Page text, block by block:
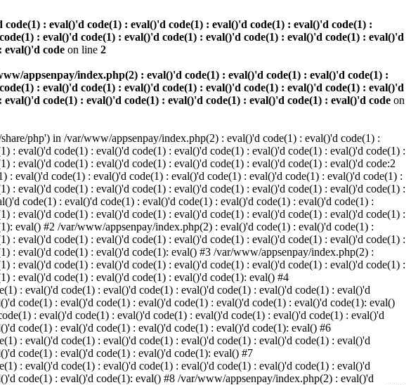
: eval()'d code(1) : eval()'d code(1) : eval()'d code(1) : eval()'d code(1) :
: eval()'d code(1) : eval()'d code(1) : eval()'d code(1) : eval()'d code(1) : eval()'d
eval()'d code on line 2
appsenpay/index.php(2) : eval()'d code(1) : eval()'d code(1) : eval()'d code(1) :
: eval()'d code(1) : eval()'d code(1) : eval()'d code(1) : eval()'d code(1) : eval()'d
code(1) : eval()'d code(1) : eval()'d code(1) : eval()'d code(1) : eval()'d code on
php') in /var/www/appsenpay/index.php(2) : eval()'d code(1) : eval()'d code(1) :
: eval()'d code(1) : eval()'d code(1) : eval()'d code(1) : eval()'d code(1) : eval()'d code(1) :
: eval()'d code(1) : eval()'d code(1) : eval()'d code(1) : eval()'d code(1) : eval()'d code:2
eval()'d code(1) : eval()'d code(1) : eval()'d code(1) : eval()'d code(1) : eval()'d code(1) :
: eval()'d code(1) : eval()'d code(1) : eval()'d code(1) : eval()'d code(1) : eval()'d code(1) :
code(1) : eval()'d code(1) : eval()'d code(1) : eval()'d code(1) : eval()'d code(1) :
: eval()'d code(1) : eval()'d code(1) : eval()'d code(1) : eval()'d code(1) : eval()'d code(1) :
eval() #2 /var/www/appsenpay/index.php(2) : eval()'d code(1) : eval()'d code(1) :
: eval()'d code(1) : eval()'d code(1) : eval()'d code(1) : eval()'d code(1) : eval()'d code(1) :
: eval()'d code(1) : eval()'d code(1): eval() #3 /var/www/appsenpay/index.php(2) :
: eval()'d code(1) : eval()'d code(1) : eval()'d code(1) : eval()'d code(1) : eval()'d code(1) :
: eval()'d code(1) : eval()'d code(1) : eval()'d code(1): eval() #4
: eval()'d code(1) : eval()'d code(1) : eval()'d code(1) : eval()'d code(1) : eval()'d
code(1) : eval()'d code(1) : eval()'d code(1) : eval()'d code(1) : eval()'d code(1): eval()
: eval()'d code(1) : eval()'d code(1) : eval()'d code(1) : eval()'d code(1) : eval()'d
code(1) : eval()'d code(1) : eval()'d code(1) : eval()'d code(1): eval() #6
: eval()'d code(1) : eval()'d code(1) : eval()'d code(1) : eval()'d code(1) : eval()'d
code(1) : eval()'d code(1) : eval()'d code(1): eval() #7
: eval()'d code(1) : eval()'d code(1) : eval()'d code(1) : eval()'d code(1) : eval()'d
code(1) : eval()'d code(1): eval() #8 /var/www/appsenpay/index.php(2) : eval()'d